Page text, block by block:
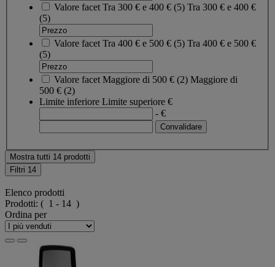
Valore facet Tra 300 € e 400 € (5) Tra 300 € e 400 €
(5)
Valore facet Tra 400 € e 500 € (5) Tra 400 € e 500 €
(5)
Valore facet Maggiore di 500 € (2) Maggiore di
500 € (2)
Limite inferiore Limite superiore €
- €
Mostra tutti 14 prodotti
Filtri 14
Elenco prodotti
Prodotti: ( 1 - 14 )
Ordina per